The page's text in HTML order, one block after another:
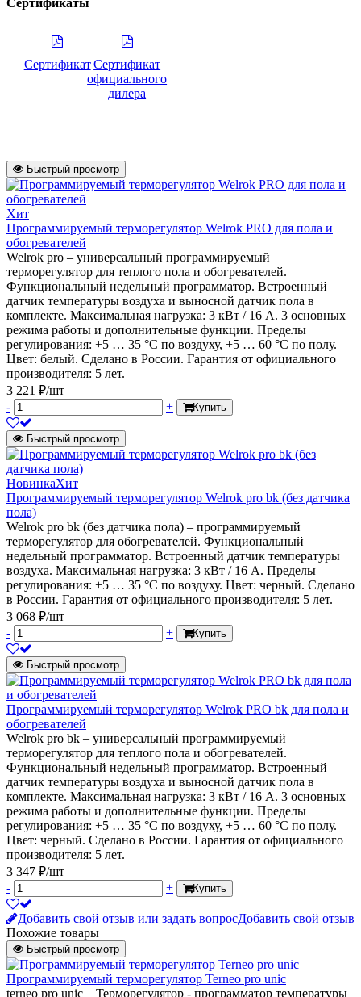
Сертификат Сертификат
официального
дилера
Быстрый просмотр
Хит
Программируемый терморегулятор Welrok PRO для пола и
обогревателей
Welrok pro – универсальный программируемый
терморегулятор для теплого пола и обогревателей.
Функциональный недельный программатор. Встроенный
датчик температуры воздуха и выносной датчик пола в
комплекте. Максимальная нагрузка: 3 кВт / 16 А. 3 основных
режима работы и дополнительные функции. Пределы
регулирования: +5 … 35 °С по воздуху, +5 … 60 °С по полу.
Цвет: белый. Сделано в России. Гарантия от официального
производителя: 5 лет.
3 221 ₽/шт
-
+ Купить
Быстрый просмотр
НовинкаХит
Программируемый терморегулятор Welrok pro bk (без датчика
пола)
Welrok pro bk (без датчика пола) – программируемый
терморегулятор для обогревателей. Функциональный
недельный программатор. Встроенный датчик температуры
воздуха. Максимальная нагрузка: 3 кВт / 16 А. Пределы
регулирования: +5 … 35 °С по воздуху. Цвет: черный. Сделано
в России. Гарантия от официального производителя: 5 лет.
3 068 ₽/шт
-
+ Купить
Быстрый просмотр
Программируемый терморегулятор Welrok PRO bk для пола и
обогревателей
Welrok pro bk – универсальный программируемый
терморегулятор для теплого пола и обогревателей.
Функциональный недельный программатор. Встроенный
датчик температуры воздуха и выносной датчик пола в
комплекте. Максимальная нагрузка: 3 кВт / 16 А. 3 основных
режима работы и дополнительные функции. Пределы
регулирования: +5 … 35 °С по воздуху, +5 … 60 °С по полу.
Цвет: черный. Сделано в России. Гарантия от официального
производителя: 5 лет.
3 347 ₽/шт
-
+ Купить
Добавить свой отзыв или задать вопросДобавить свой отзыв
Похожие товары
Быстрый просмотр
Программируемый терморегулятор Terneo pro unic
terneo pro unic – Терморегулятор - программатор температуры